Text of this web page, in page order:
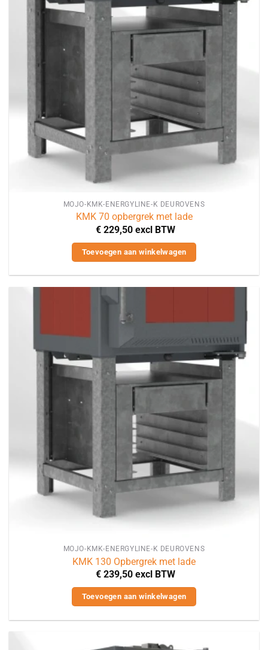
MOJO-KMK-ENERGYLINE-K DEUROVENS
KMK 70 opbergrek met lade
€229,50 excl BTW
Toevoegen aan winkelwagen
MOJO-KMK-ENERGYLINE-K DEUROVENS
KMK 130 Opbergrek met lade
€239,50 excl BTW
Toevoegen aan winkelwagen